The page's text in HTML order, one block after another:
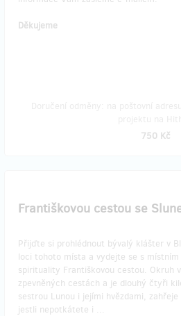
Děkujeme
750 Kč
Františkovou cestou se
Přijďte si prohlédnout bývalý klášter v
loci tohoto místa a vydejte se s
spirituality Františkovou cestou. Okruh
zpevněných cestách a je dlouhý čtyři
sestrou Lunou i jejími hvězdami,
jestli nepotkátete i ...